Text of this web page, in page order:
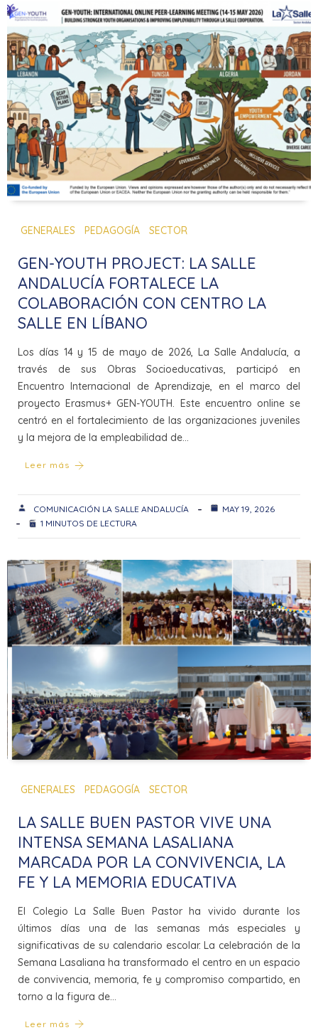
GENERALES PEDAGOGÍA SECTOR
GEN-YOUTH PROJECT: LA SALLE
ANDALUCÍA FORTALECE LA
COLABORACIÓN CON CENTRO LA
SALLE EN LÍBANO
Los días 14 y 15 de mayo de 2026, La Salle Andalucía, a
través de sus Obras Socioeducativas, participó en
Encuentro Internacional de Aprendizaje, en el marco del
proyecto Erasmus+ GEN-YOUTH. Este encuentro online se
centró en el fortalecimiento de las organizaciones juveniles
y la mejora de la empleabilidad de…
Leer más
COMUNICACIÓN LA SALLE ANDALUCÍA
MAY 19, 2026
1 MINUTOS DE LECTURA
GENERALES PEDAGOGÍA SECTOR
LA SALLE BUEN PASTOR VIVE UNA
INTENSA SEMANA LASALIANA
MARCADA POR LA CONVIVENCIA, LA
FE Y LA MEMORIA EDUCATIVA
El Colegio La Salle Buen Pastor ha vivido durante los
últimos días una de las semanas más especiales y
significativas de su calendario escolar. La celebración de la
Semana Lasaliana ha transformado el centro en un espacio
de convivencia, memoria, fe y compromiso compartido, en
torno a la figura de…
Leer más